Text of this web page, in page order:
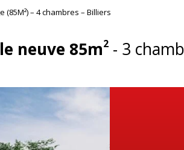
(85M²) – 4 chambres – Billiers
neuve 85m2 3